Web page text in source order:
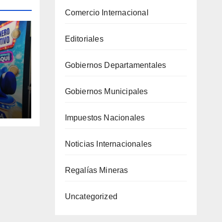
Comercio Internacional
Editoriales
Gobiernos Departamentales
Gobiernos Municipales
Impuestos Nacionales
Noticias Internacionales
Regalías Mineras
Uncategorized